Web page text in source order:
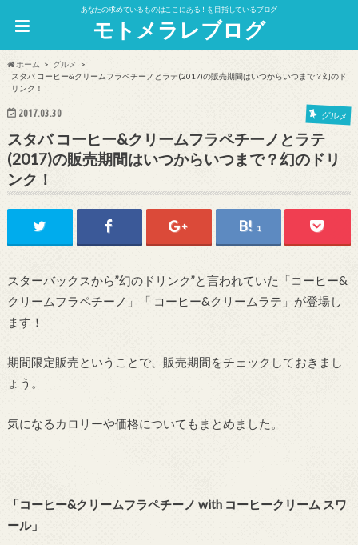
あなたの求めているものはここにある！を目指しているブログ
モトメラレブログ
ホーム
グルメ
スタバ コーヒー&クリームフラペチーノとラテ(2017)の販売期間はいつからいつまで？幻のド
リンク！
2017.03.30 グルメ
スタバ コーヒー&クリームフラペチーノとラテ
(2017)の販売期間はいつからいつまで？幻のドリ
ンク！
1
スターバックスから”幻のドリンク”と言われていた「コーヒー&
クリームフラペチーノ」「 コーヒー&クリームラテ」が登場し
ます！
期間限定販売ということで、販売期間をチェックしておきまし
ょう。
気になるカロリーや価格についてもまとめました。
「コーヒー&クリームフラペチーノ with コーヒークリーム スワ
ール」